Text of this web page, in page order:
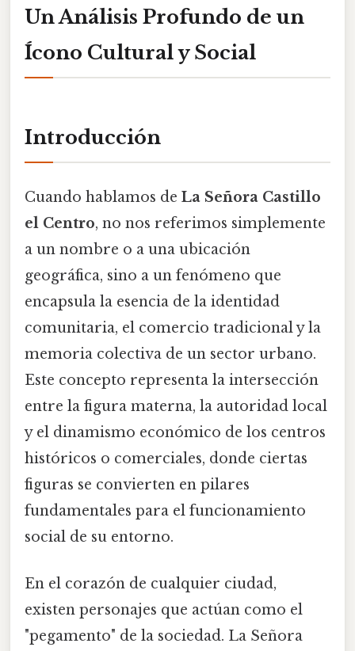
Un Análisis Profundo de un
Ícono Cultural y Social
Introducción
Cuando hablamos de La Señora Castillo
el Centro, no nos referimos simplemente
a un nombre o a una ubicación
geográfica, sino a un fenómeno que
encapsula la esencia de la identidad
comunitaria, el comercio tradicional y la
memoria colectiva de un sector urbano.
Este concepto representa la intersección
entre la figura materna, la autoridad local
y el dinamismo económico de los centros
históricos o comerciales, donde ciertas
figuras se convierten en pilares
fundamentales para el funcionamiento
social de su entorno.
En el corazón de cualquier ciudad,
existen personajes que actúan como el
"pegamento" de la sociedad. La Señora